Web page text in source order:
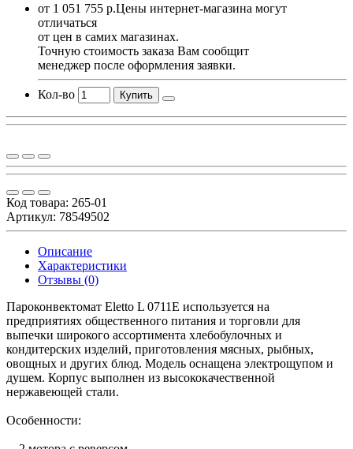
от 1 051 755 р.Цены интернет-магазина могут
отличаться
от цен в самих магазинах.
Точную стоимость заказа Вам сообщит
менеджер после оформления заявки.
Кол-во Купить
Код товара: 265-01
Артикул: 78549502
Описание
Характеристики
Отзывы (0)
Пароконвектомат Eletto L 0711E используется на
предприятиях общественного питания и торговли для
выпечки широкого ассортимента хлебобулочных и
кондитерских изделий, приготовления мясных, рыбных,
овощных и других блюд. Модель оснащена электрощупом и
душем. Корпус выполнен из высококачественной
нержавеющей стали.
Особенности: